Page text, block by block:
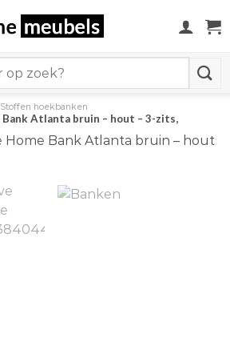
Stoffen hoekbanken
Bank Atlanta bruin – hout – 3-zits,